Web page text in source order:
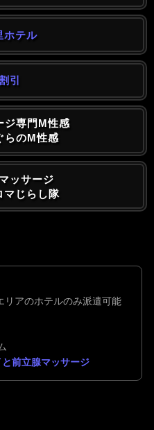
ホテル
引
ジ専門M性感
らのM性感
ッサージ
マじらし隊
リアのホテルのみ派遣可能
前立腺マッサージ